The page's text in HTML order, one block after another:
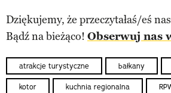
Dziękujemy, że przeczytałaś/eś
Bądź na bieżąco! Obserwuj nas
atrakcje turystyczne bałkany
kotor kuchnia regionalna